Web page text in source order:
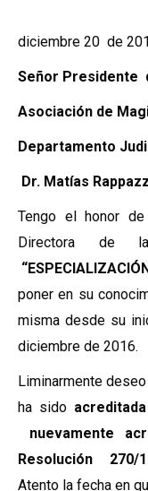
diciembre 20 de
Señor Presidente
Asociación de
Departamento
Dr. Matías
Tengo el honor
Directora de
poner en su
misma desde su
diciembre de 2016.
Liminarmente
ha sido
nuevamente
Resolución 270/
Atento la fecha en